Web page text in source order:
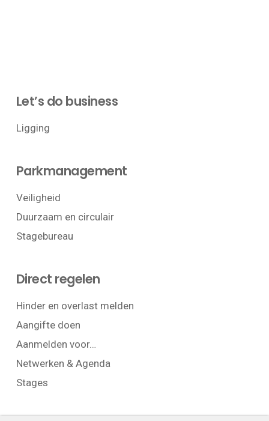
Let’s do business
Ligging
Parkmanagement
Veiligheid
Duurzaam en circulair
Stagebureau
Direct regelen
Hinder en overlast melden
Aangifte doen
Aanmelden voor…
Netwerken & Agenda
Stages